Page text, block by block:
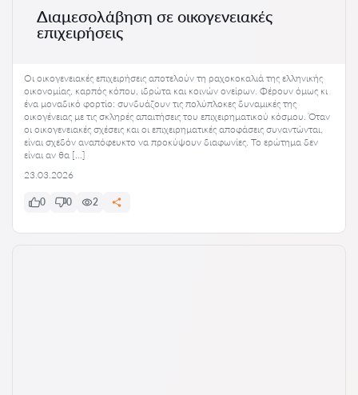
Διαμεσολάβηση σε οικογενειακές
επιχειρήσεις
Οι οικογενειακές επιχειρήσεις αποτελούν τη ραχοκοκαλιά της ελληνικής
οικονομίας, καρπός κόπου, ιδρώτα και κοινών ονείρων. Φέρουν όμως κι
ένα μοναδικό φορτίο: συνδυάζουν τις πολύπλοκες δυναμικές της
οικογένειας με τις σκληρές απαιτήσεις του επιχειρηματικού κόσμου. Όταν
οι οικογενειακές σχέσεις και οι επιχειρηματικές αποφάσεις συναντώνται,
είναι σχεδόν αναπόφευκτο να προκύψουν διαφωνίες. Το ερώτημα δεν
είναι αν θα […]
23.03.2026
0 0 2